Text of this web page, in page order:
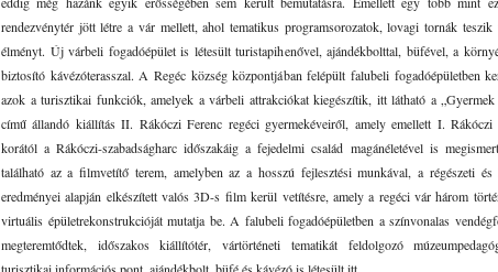
rendezvénytér jött létre a vár mellett, ahol tematikus programsorozatok, lovagi tornák teszik
élményt. Új várbeli fogadóépület is létesült turistapihenővel, ajándékbolttal, büfével, a
biztosító kávézóterasszal. A Regéc község központjában felépült falubeli fogadóépületben
azok a turisztikai funkciók, amelyek a várbeli attrakciókat kiegészítik, itt látható a
című állandó kiállítás II. Rákóczi Ferenc regéci gyermekéveiről, amely emellett I. Rákóczi
korától a Rákóczi-szabadságharc időszakáig a fejedelmi család magánéletével is
található az a filmvetítő terem, amelyben az a hosszú fejlesztési munkával, a régészeti és
eredményei alapján elkészített valós 3D-s film kerül vetítésre, amely a regéci vár három
virtuális épületrekonstrukcióját mutatja be. A falubeli fogadóépületben a színvonalas
megteremtődtek, időszakos kiállítótér, vártörténeti tematikát feldolgozó